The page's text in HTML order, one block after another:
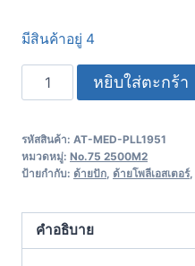
มีสินค้าอยู่ 4
หยิบใส่ตะกร้า
รหัสสินค้า: AT-MED-PLL1951
หมวดหมู่: No.75 2500M2
ป้ายกำกับ: ด้ายปัก ด้ายโพลีเอสเตอร์,
คำอธิบาย